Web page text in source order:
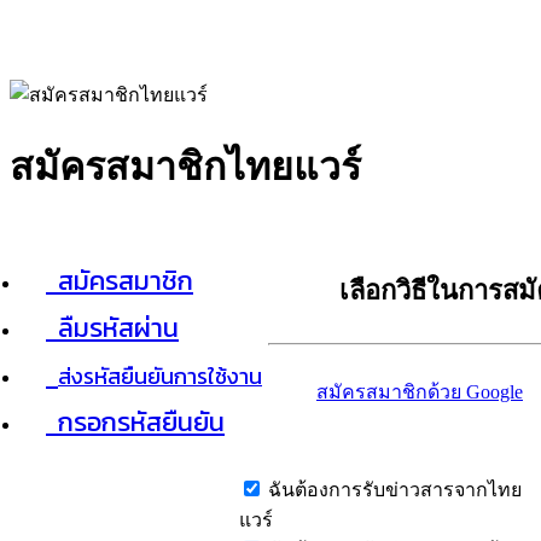
สมัครสมาชิกไทยแวร์
สมัครสมาชิก
ลืมรหัสผ่าน
ส่งรหัสยืนยันการใช้งาน
กรอกรหัสยืนยัน
เลือกวิธีในการส
สมัครสมาชิกด้วย Google
ฉันต้องการรับข่าวสารจากไทย
แวร์